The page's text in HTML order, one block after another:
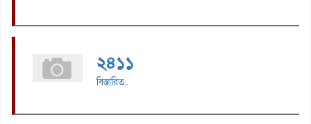
২৪১১
বিস্তারিত..